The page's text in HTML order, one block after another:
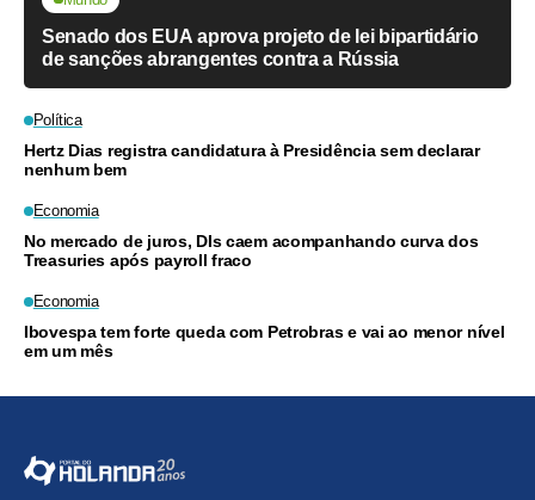
Senado dos EUA aprova projeto de lei bipartidário
de sanções abrangentes contra a Rússia
Política
Hertz Dias registra candidatura à Presidência sem declarar
nenhum bem
Economia
No mercado de juros, DIs caem acompanhando curva dos
Treasuries após payroll fraco
Economia
Ibovespa tem forte queda com Petrobras e vai ao menor nível
em um mês